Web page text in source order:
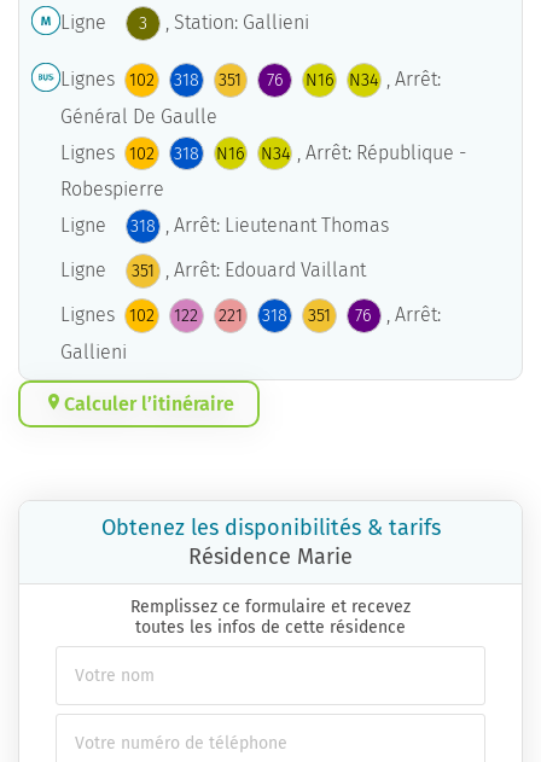
Ligne 3 , Station: Gallieni
Lignes 102 318 351 76 N16 N34
, Arrêt:
Général De Gaulle
Lignes
102 318 N16 N34
, Arrêt: République -
Robespierre
Ligne
318 , Arrêt: Lieutenant Thomas
Ligne
351
, Arrêt: Edouard Vaillant
Lignes
102 122 221 318 351 76
, Arrêt:
Gallieni
Calculer l’itinéraire
Obtenez les disponibilités & tarifs
Résidence Marie
Remplissez ce formulaire et recevez
toutes les infos de cette résidence